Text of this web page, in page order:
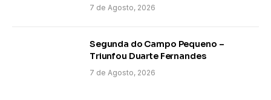
7 de Agosto, 2026
Segunda do Campo Pequeno –
Triunfou Duarte Fernandes
7 de Agosto, 2026